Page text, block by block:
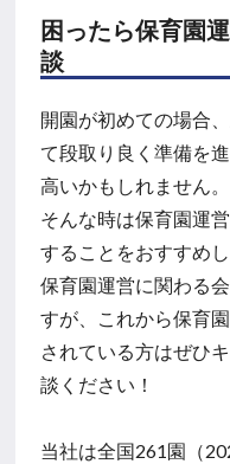
困ったら保育園
談
開園が初めての場合
て段取り良く準備を
高いかもしれません。
そんな時は保育園運
することをおすすめし
保育園運営に関わる
すが、これから保育
されている方はぜひ
談ください！
当社は全国261園（